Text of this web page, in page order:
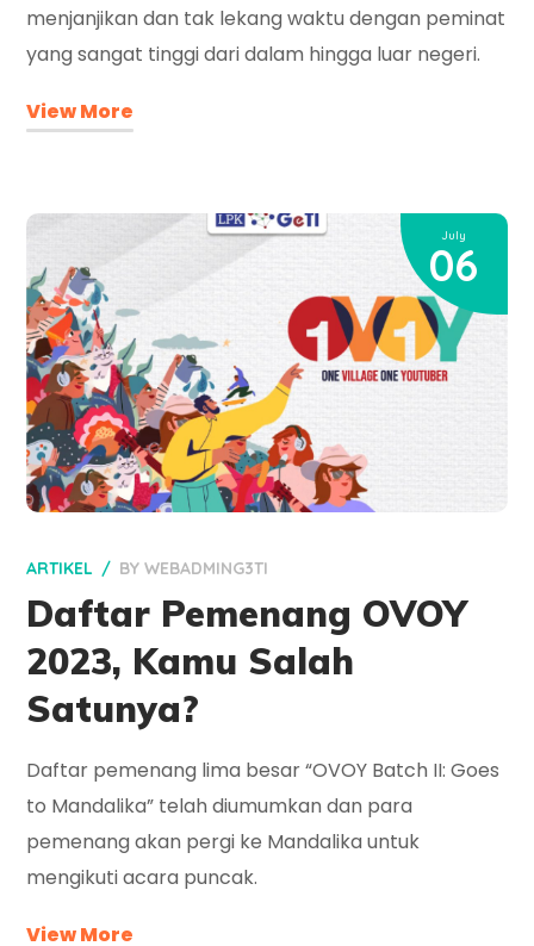
menjanjikan dan tak lekang waktu dengan peminat
yang sangat tinggi dari dalam hingga luar negeri.
View More
July
06
ARTIKEL BYWEBADMING3TI
Daftar Pemenang OVOY
2023, Kamu Salah
Satunya?
Daftar pemenang lima besar “OVOY Batch II: Goes
to Mandalika” telah diumumkan dan para
pemenang akan pergi ke Mandalika untuk
mengikuti acara puncak.
View More